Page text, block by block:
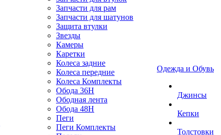
Запчасти для рам
Запчасти для шатунов
Защита втулки
Звезды
Камеры
Каретки
Колеса задние
Колеса передние
Колеса Комплекты
Обода 36H
Ободная лента
Обода 48H
Пеги
Пеги Комплекты
Одежда и Обувь
Джинсы
Кепки
Толстовки